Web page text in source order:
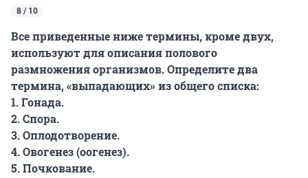
8 / 10
Все приведенные ниже термины, кроме двух,
используют для описания полового
размножения организмов. Определите два
термина, «выпадающих» из общего списка:
1. Гонада.
2. Спора.
3. Оплодотворение.
4. Овогенез (оогенез).
5. Почкование.